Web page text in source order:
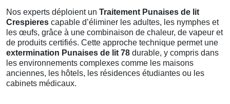
Nos experts déploient un Traitement Punaises de lit
Crespieres capable d’éliminer les adultes, les nymphes et
les œufs, grâce à une combinaison de chaleur, de vapeur et
de produits certifiés. Cette approche technique permet une
extermination Punaises de lit 78 durable, y compris dans
les environnements complexes comme les maisons
anciennes, les hôtels, les résidences étudiantes ou les
cabinets médicaux.